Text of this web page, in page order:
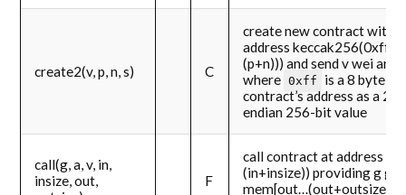
create2(v, p, n, s) C
create new contract with
address keccak256(0xff .
(p+n))) and send v wei
where 0xff
is a 8 byte
contract’s address as a
endian 256-bit value
call(g, a, v, in,
insize, out,
F
call contract at address a
(in+insize)) providing g
mem[out…(out+outsize))